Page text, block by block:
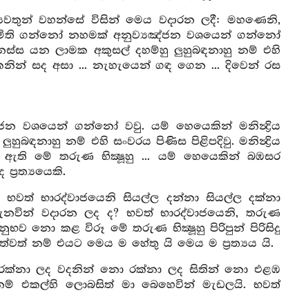
වහන්සේ විසින් මෙය වදාරන ලදී: මහණෙනි,
ගන්නෝ නහමක් අනුව්‍යඤ්ජන වශයෙන් ගන්නෝ
යන ලාමක අකුසල් දහම්හු ලුහුබඳනාහු නම් එහි
සද අසා ... නැහැයෙන් ගඳ ගෙන ... දිවෙන් රස
වශයෙන් ගන්නෝ වවු. යම් හෙයෙකින් මනින්‍ද්‍රිය
නම් එහි සංවරය පිණිස පිළිපදිවු. මනින්‍ද්‍රිය
ඇති මේ තරුණ භික්‍ෂූහු ... යම් හෙයෙකින් බඹසර
භවත් භාරද්වාජයෙනි සියල්ල දන්නා සියල්ල දක්නා
වදාරන ලද ද? භවත් භාරද්වාජයෙනි, තරුණ
නො කළ විරූ මේ තරුණ භික්‍ෂූහු පිරිපුන් පිරිසිදු
නම් එයට මෙය ම හේතු යි මෙය ම ප්‍රත්‍යය යි.
ලද වදනින් නො රක්නා ලද සිතින් නො එළඹ
එකල්හි ලොබසිත් මා බෙහෙවින් මැඩලයි. භවත්